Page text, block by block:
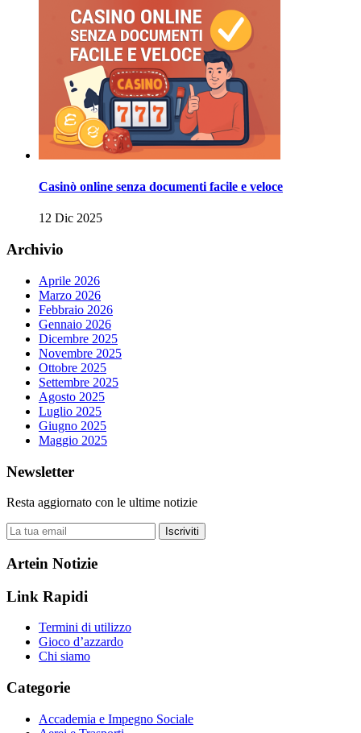
Casinò online senza documenti facile e veloce
12 Dic 2025
Archivio
Aprile 2026
Marzo 2026
Febbraio 2026
Gennaio 2026
Dicembre 2025
Novembre 2025
Ottobre 2025
Settembre 2025
Agosto 2025
Luglio 2025
Giugno 2025
Maggio 2025
Newsletter
Resta aggiornato con le ultime notizie
Iscriviti
Artein Notizie
Link Rapidi
Termini di utilizzo
Gioco d’azzardo
Chi siamo
Categorie
Accademia e Impegno Sociale